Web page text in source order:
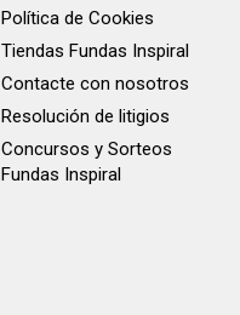
Política de Cookies
Tiendas Fundas Inspiral
Contacte con nosotros
Resolución de litigios
Concursos y Sorteos
Fundas Inspiral